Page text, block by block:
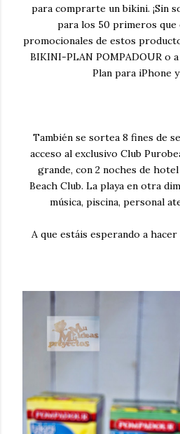
para comprarte un bikini. ¡Sin
para los 50 primeros que
promocionales de estos
BIKINI-PLAN POMPADOUR o
Plan para iPhone
También se sortea 8 fines de
acceso al exclusivo Club
grande, con 2 noches de
Beach Club. La playa en otra
música, piscina, personal
A que estáis esperando a